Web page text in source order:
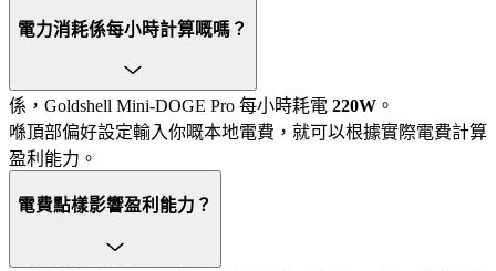
電力消耗係每小時計算嘅嗎？
係，Goldshell Mini-DOGE Pro 每小時耗電 220W 。
喺頂部偏好設定輸入你嘅本地電費，就可以根據實際電費計算
盈利能力。
電費點樣影響盈利能力？